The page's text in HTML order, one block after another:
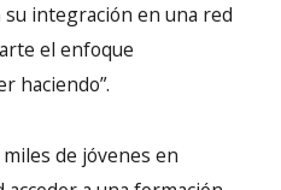
su integración en una red
el enfoque
haciendo”.
de jóvenes en